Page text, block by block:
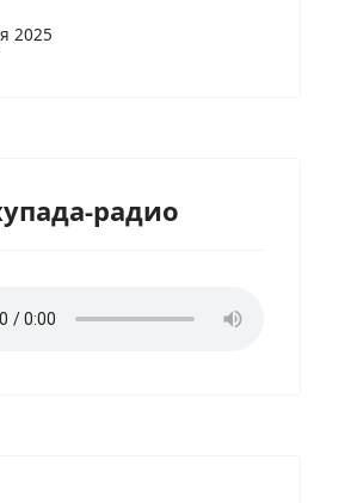
2025
радио